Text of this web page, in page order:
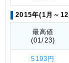
2015年(1月～
最高値
(01/23)
5193円